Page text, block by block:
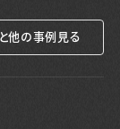
他の事例見る